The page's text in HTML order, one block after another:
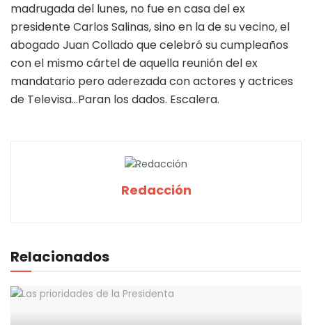
madrugada del lunes, no fue en casa del ex
presidente Carlos Salinas, sino en la de su vecino, el
abogado Juan Collado que celebró su cumpleaños
con el mismo cártel de aquella reunión del ex
mandatario pero aderezada con actores y actrices
de Televisa…Paran los dados. Escalera.
Redacción
Relacionados